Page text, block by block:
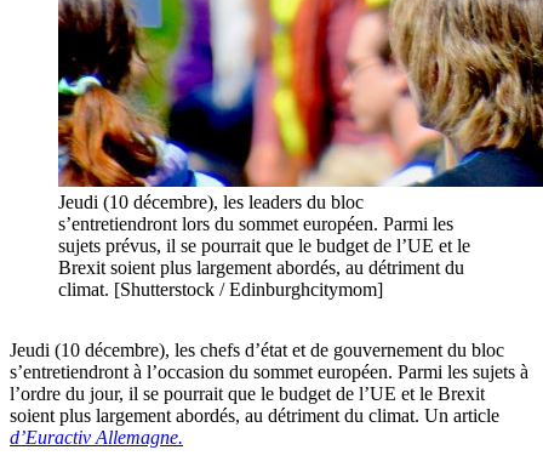
Jeudi (10 décembre), les leaders du bloc
s’entretiendront lors du sommet européen. Parmi les
sujets prévus, il se pourrait que le budget de l’UE et le
Brexit soient plus largement abordés, au détriment du
climat. [Shutterstock / Edinburghcitymom]
Jeudi (10 décembre), les chefs d’état et de gouvernement du bloc
s’entretiendront à l’occasion du sommet européen. Parmi les sujets à
l’ordre du jour, il se pourrait que le budget de l’UE et le Brexit
soient plus largement abordés, au détriment du climat. Un article
d’Euractiv Allemagne.